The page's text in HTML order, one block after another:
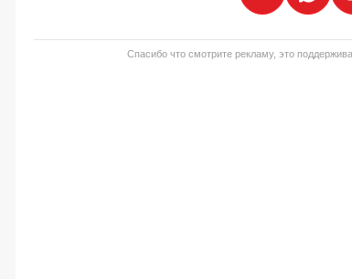
Спасибо что смотрите рекламу, это